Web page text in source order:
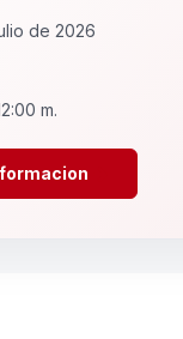
de 2026
m.